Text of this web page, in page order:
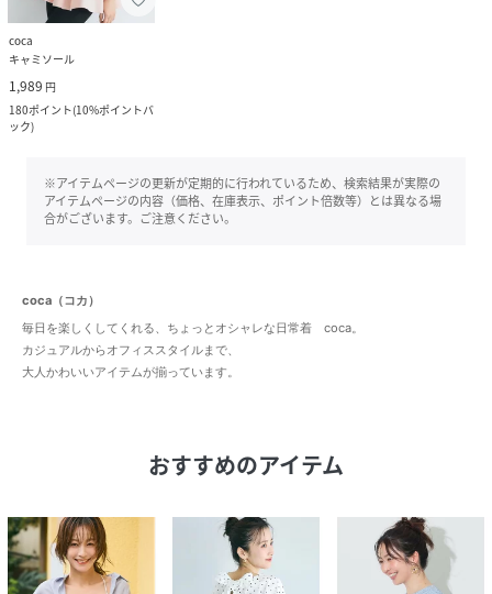
coca
キャミソール
1,989 円
180ポイント(10%ポイントバ
ック)
※アイテムページの更新が定期的に行われているため、検索結果が実際の
アイテムページの内容（価格、在庫表示、ポイント倍数等）とは異なる場
合がございます。ご注意ください。
coca（コカ）
毎日を楽しくしてくれる、ちょっとオシャレな日常着 coca。
カジュアルからオフィススタイルまで、
大人かわいいアイテムが揃っています。
おすすめのアイテム